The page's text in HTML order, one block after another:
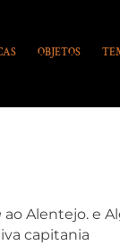
OBJETOS
ao Alentejo. e
capitania